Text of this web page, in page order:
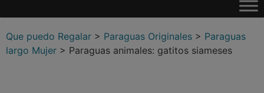
Que puedo Regalar > Paraguas Originales > Paraguas
largo Mujer > Paraguas animales: gatitos siameses